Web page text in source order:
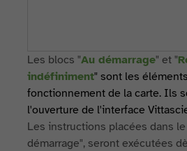
Les blocs "Au démarrage" et "
indéfiniment" sont les
fonctionnement de la carte. Ils
l'ouverture de l'interface
Les instructions placées dans
démarrage", seront exécutées